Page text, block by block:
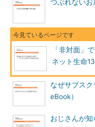
つぶれないお
「非対面」
ネット生命
なぜサブス
eBook）
おじさんが